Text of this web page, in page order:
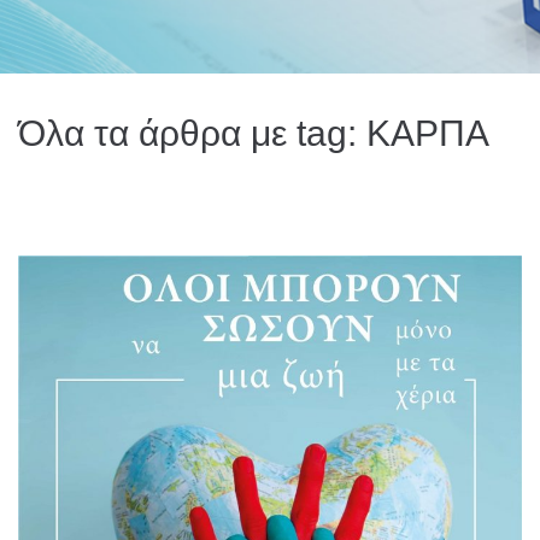
Όλα τα άρθρα με tag: ΚΑΡΠΑ